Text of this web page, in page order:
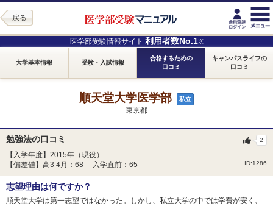
戻る
医学部受験情報サイト 利用者数No.1※
大学基本情報 受験・入試情報
合格するための
口コミ
キャンパスライフの
口コミ
順天堂大学医学部 私立
東京都
勉強法の口コミ
【入学年度】2015年（現役）
【偏差値】高3 4月：68 入学直前：65
ID:1286
2
志望理由は何ですか？
順天堂大学は第一志望ではなかった。しかし、私立大学の中では学費が安く、